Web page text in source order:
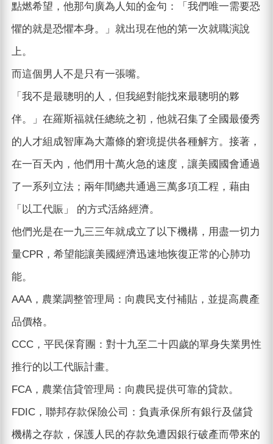
點燃希望，他那句廣為人知的金句：「我們唯一需要恐
懼的就是恐懼本身。」就出現在他的第一次就職演說
上。
而這個男人不是只有一張嘴。
「我不是最聰明的人，但我絕對能找來最聰明的夥
伴。」在羅斯福就任總統之初，他就召集了全國最優秀
的人才組成智庫為大蕭條的窘境提供各種解方。接著，
在一百天內，他們用十萬火急的速度，讓美國國會通過
了一系列立法；兩年間總共通過三萬多項工程，藉由
「以工代賑」 的方式活絡經濟。
他們光是在一九三三年就成立了以下機構，用盡一切力
量CPR，希望能讓美國經濟迅速地恢復正常的心肺功
能。
AAA，農業調整管理局：向農民支付補貼，並提高農產
品價格。
CCC，平民保育團：對十九至二十四歲的單身失業男性
推行的以工代賑計畫。
FCA，農業信貸管理局：向農民提供可靠的貸款。
FDIC，聯邦存款保險公司：負責承保所有銀行及儲貸
機構之存款，保護人民的存款免遭因銀行破產而帶來的